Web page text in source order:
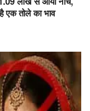
तोले का भाव